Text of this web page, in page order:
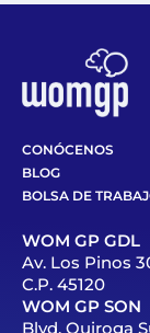
CONÓCENOS
BLOG
BOLSA DE
WOM GP GDL
Av. Los Pinos
C.P. 45120
WOM GP SON
Blvd. Quiroga